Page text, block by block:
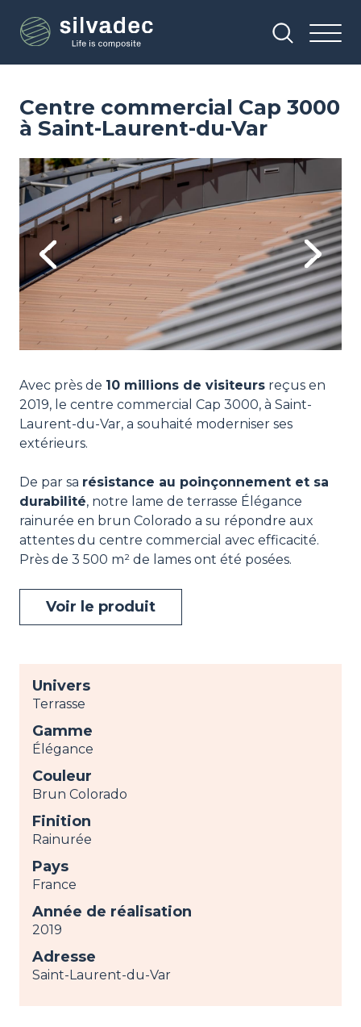
contenu
Centre commercial Cap 3000
à Saint-Laurent-du-Var
Previous
Image
Next
Avec près de 10 millions de visiteurs reçus en
2019, le centre commercial Cap 3000, à Saint-
Laurent-du-Var, a souhaité moderniser ses
extérieurs.
De par sa résistance au poinçonnement et sa
durabilité, notre lame de terrasse Élégance
rainurée en brun Colorado a su répondre aux
attentes du centre commercial avec efficacité.
Près de 3 500 m² de lames ont été posées.
Voir le produit
Univers
Terrasse
Gamme
Élégance
Couleur
Brun Colorado
Finition
Rainurée
Pays
France
Année de réalisation
2019
Adresse
Saint-Laurent-du-Var